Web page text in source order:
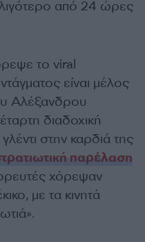
από 24 ώρες
το viral
είναι μέλος
Αλέξανδρου
διαδοχική
στην καρδιά της
παρέλαση
χόρεψαν
με τα κινητά